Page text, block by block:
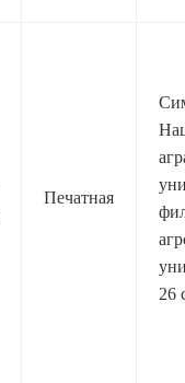
Печатная
26